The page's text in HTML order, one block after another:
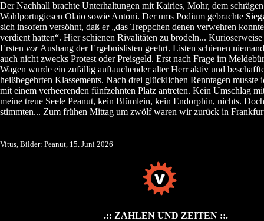
Der Nachhall brachte Unterhaltungen mit Kairies, Mohr, dem
Wahlportugiesen Olaio sowie Antoni. Der ums Podium gebrachte
sich insofern versöhnt, daß er „das Treppchen denen verwehren
verdient hatten“. Hier schienen Rivalitäten zu brodeln...
Ersten vorAushang der Ergebnislisten geehrt. Listen schienen
auch nicht zwecks Protest oder Preisgeld. Erst nach Frage im
Wagen wurde ein zufällig auftauchender alter Herr aktiv und
heißbegehrten Klassements. Nach drei glücklichen Renntagen musste
mit einem verheerenden fünfzehnten Platz antreten. Kein Umschlag
meine treue Seele Peanut, kein Blümlein, kein Endorphin, nichts.
stimmten... Zum frühen Mittag um zwölf waren wir zurück in
Vitus, Bilder: Peanut, 15. Juni 2026
.:: ZAHLEN UND ZEITEN ::.